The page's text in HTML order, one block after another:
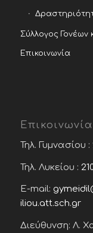
Σύλλογος Γονέων
Επικοινωνία
Επικοινωνία
Τηλ. Γυμνασίου :
Τηλ. Λυκείου :
E-mail:
iliou.att.sch.gr
Διεύθυνση: Λ.